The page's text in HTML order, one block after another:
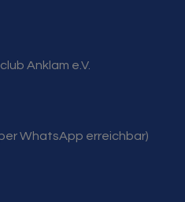
Anklam e.V.
WhatsApp erreichbar)